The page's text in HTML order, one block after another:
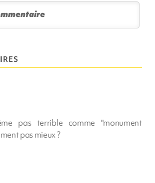
pas terrible comme "monument
pas mieux ?